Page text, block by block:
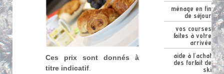
Ces prix sont donnés à
titre indicatif.
ménage en fin
de séjour
vos courses
faites à votre
arrivée
aide à l'achat
des forfait de
ski